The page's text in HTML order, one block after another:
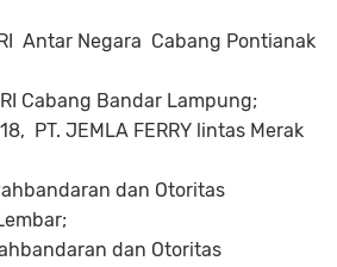
Antar Negara Cabang Pontianak
Cabang Bandar Lampung;
PT. JEMLA FERRY lintas Merak
dan Otoritas
dan Otoritas